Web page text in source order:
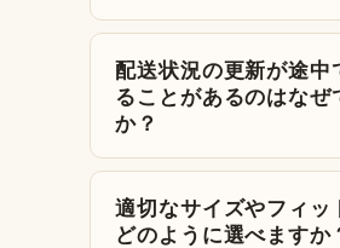
配送状況の更新が途中
ることがあるのはなぜ
か？
適切なサイズやフィッ
どのように選べますか